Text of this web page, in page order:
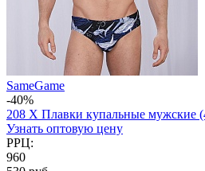
SameGame
-40%
208 X Плавки купальные мужские
Узнать оптовую цену
РРЦ:
960